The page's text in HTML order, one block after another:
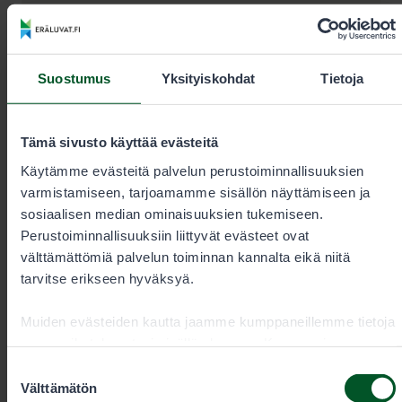
Suostumus Yksityiskohdat Tietoja
Tämä sivusto käyttää evästeitä
Käytämme evästeitä palvelun perustoiminnallisuuksien
varmistamiseen, tarjoamamme sisällön näyttämiseen ja
sosiaalisen median ominaisuuksien tukemiseen.
Perustoiminnallisuuksiin liittyvät evästeet ovat
välttämättömiä palvelun toiminnan kannalta eikä niitä
tarvitse erikseen hyväksyä.
Muiden evästeiden kautta jaamme kumppaneillemme tietoja
antanut heille tai joita on kerätty, kun olet käyttänyt heidän
valinta
Välttämätön
Puhelun hinta
0,00€/min + pvm/mpm. Kiireelliset
eraluvat@metsa.fi
Yhteystiedot